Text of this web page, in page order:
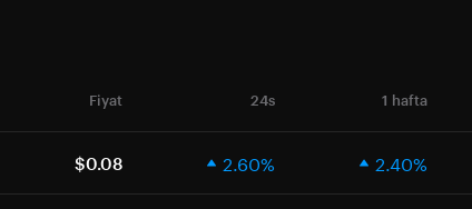
Fiyat 24s 1 hafta
$0.08 2.60% 2.40%